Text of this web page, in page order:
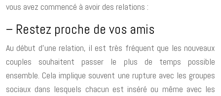
vous avez commencé à avoir des relations :
– Restez proche de vos amis
Au début d’une relation, il est très fréquent que les nouveaux
couples souhaitent passer le plus de temps possible
ensemble. Cela implique souvent une rupture avec les groupes
sociaux dans lesquels chacun est inséré ou même avec les